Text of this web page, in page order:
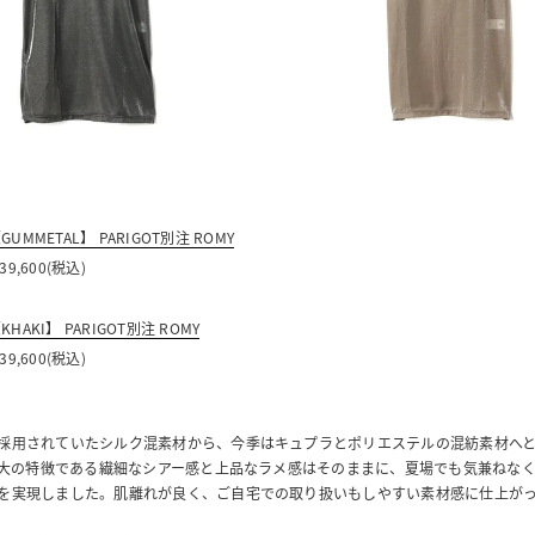
】 PARIGOT別注 ROMY
税込)
】 PARIGOT別注 ROMY
税込)
用されていたシルク混素材から、今季はキュプラとポリエステルの混紡素材へ
の特徴である繊細なシアー感と上品なラメ感はそのままに、夏場でも気兼ねな
実現しました。肌離れが良く、ご自宅での取り扱いもしやすい素材感に仕上がっ